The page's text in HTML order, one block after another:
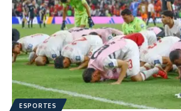
ESPORTES